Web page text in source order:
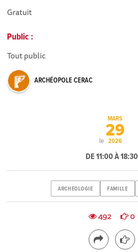
Gratuit
Public :
Tout public
ARCHÉOPOLE CERAC
le
MARS
29
2026
DE 11:00 À 18:30
ARCHEOLOGIE FAMILLE
492 0